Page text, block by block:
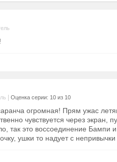
Оценка серии: 10 из 10
огромная! Прям ужас
чувствуется через экран,
так это воссоединение Бампи
ушки то надует с